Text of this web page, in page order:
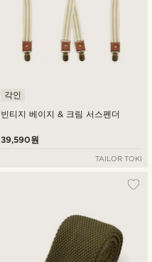
빈티지 베이지 & 크림 서스펜더
각인
39,590원
TAILOR TOKI